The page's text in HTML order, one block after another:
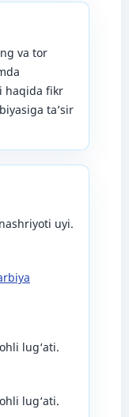
va tor
haqida fikr
ta’sir
uyi.
lug‘ati.
lug‘ati.